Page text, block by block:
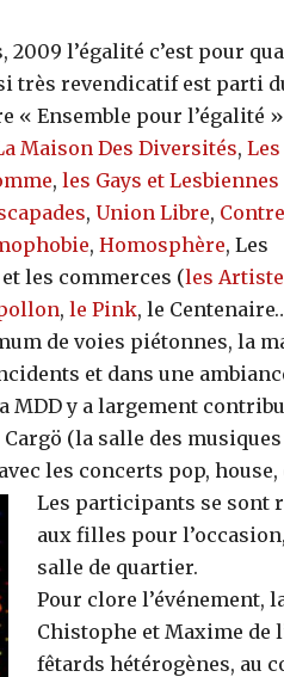
2009 l’égalité c’est pour
très revendicatif est parti
« Ensemble pour l’égalité
Maison Des Diversités, Les
, les Gays et Lesbiennes
, Union Libre,
, Homosphère, Les
les commerces (les
, le Pink, le
de voies piétonnes, la
et dans une
MDD y a largement
(la salle des
les concerts pop, house,
Les participants se sont
aux filles pour
salle de quartier.
Pour clore l’événement,
Chistophe et Maxime de
fêtards hétérogènes, au